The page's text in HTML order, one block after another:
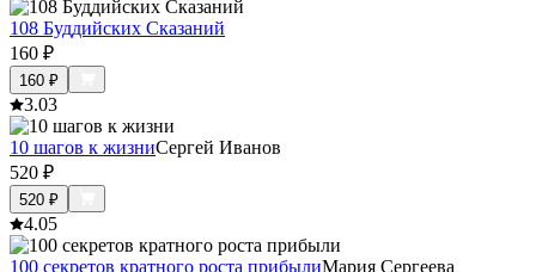
108 Буддийских Сказаний
160 ₽
160 ₽
3.03
10 шагов к жизниСергей Иванов
520 ₽
520 ₽
4.05
100 секретов кратного роста прибылиМария Сергеева